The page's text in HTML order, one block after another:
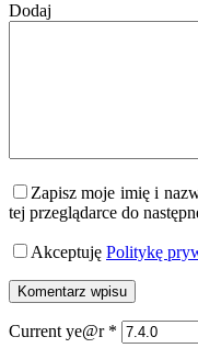
Dodaj
Zapisz moje imię i
tej przeglądarce do
Akceptuję Politykę
Komentarz wpisu
Current ye@r *